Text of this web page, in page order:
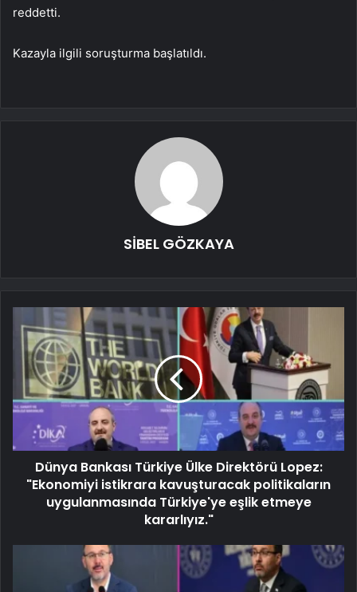
reddetti.
Kazayla ilgili soruşturma başlatıldı.
SİBEL GÖZKAYA
Dünya Bankası Türkiye Ülke Direktörü Lopez:
"Ekonomiyi istikrara kavuşturacak politikaların
uygulanmasında Türkiye'ye eşlik etmeye
kararlıyız."